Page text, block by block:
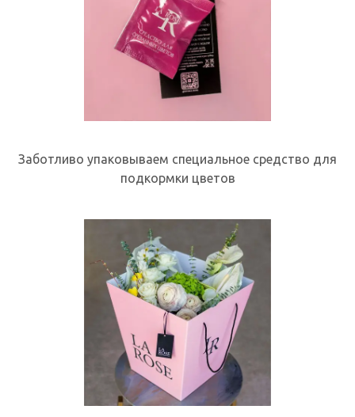
Заботливо упаковываем специальное средство для
подкормки цветов